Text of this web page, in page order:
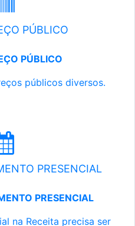
PÚBLICO
PÚBLICO
públicos diversos.
PRESENCIAL
PRESENCIAL
na Receita precisa ser